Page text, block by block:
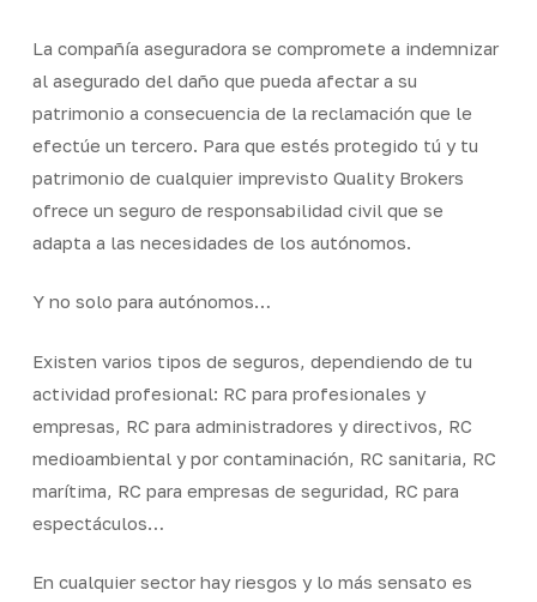
La compañía aseguradora se compromete a indemnizar
al asegurado del daño que pueda afectar a su
patrimonio a consecuencia de la reclamación que le
efectúe un tercero. Para que estés protegido tú y tu
patrimonio de cualquier imprevisto Quality Brokers
ofrece un seguro de responsabilidad civil que se
adapta a las necesidades de los autónomos.
Y no solo para autónomos…
Existen varios tipos de seguros, dependiendo de tu
actividad profesional: RC para profesionales y
empresas, RC para administradores y directivos, RC
medioambiental y por contaminación, RC sanitaria, RC
marítima, RC para empresas de seguridad, RC para
espectáculos…
En cualquier sector hay riesgos y lo más sensato es